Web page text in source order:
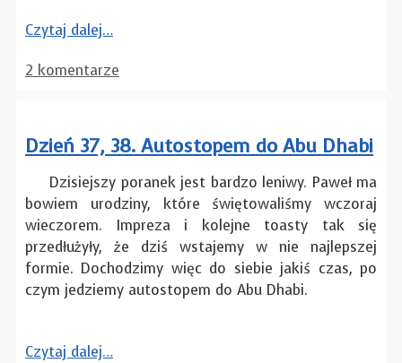
Czytaj dalej…
2 komentarze
Dzień 37, 38. Autostopem do Abu Dhabi
Dzisiejszy poranek jest bardzo leniwy. Paweł ma
bowiem urodziny, które świętowaliśmy wczoraj
wieczorem. Impreza i kolejne toasty tak się
przedłużyły, że dziś wstajemy w nie najlepszej
formie. Dochodzimy więc do siebie jakiś czas, po
czym jedziemy autostopem do Abu Dhabi.
Czytaj dalej…